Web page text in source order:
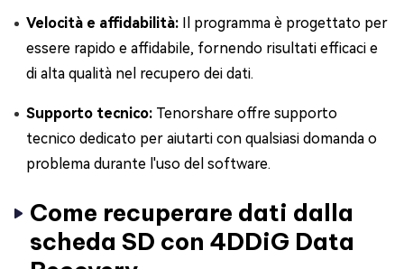
Velocità e affidabilità: Il programma è progettato per
essere rapido e affidabile, fornendo risultati efficaci e
di alta qualità nel recupero dei dati.
Supporto tecnico: Tenorshare offre supporto
tecnico dedicato per aiutarti con qualsiasi domanda o
problema durante l'uso del software.
Come recuperare dati dalla
scheda SD con 4DDiG Data